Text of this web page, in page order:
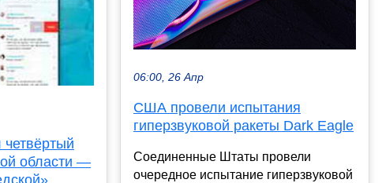
области —
06:00, 26 Апр
США провели испытания
гиперзвуковой ракеты Dark Eagle
Соединенные Штаты провели
очередное испытание гиперзвуковой